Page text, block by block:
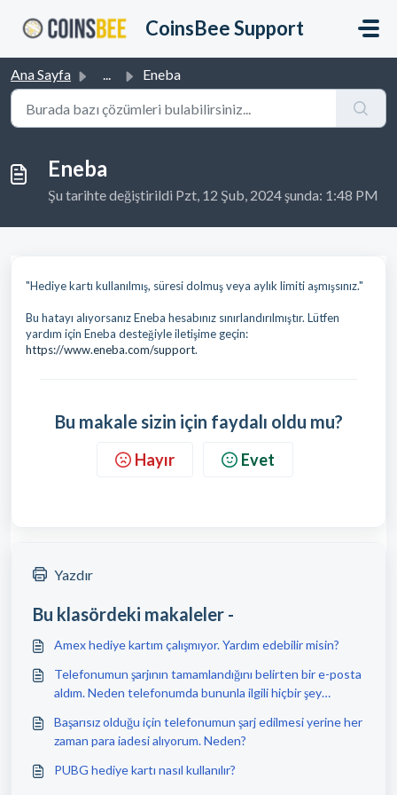
CoinsBee Support
Ana Sayfa ... Eneba
Eneba
Şu tarihte değiştirildi Pzt, 12 Şub, 2024 şunda: 1:48 PM
"Hediye kartı kullanılmış, süresi dolmuş veya aylık limiti aşmışsınız."
Bu hatayı alıyorsanız Eneba hesabınız sınırlandırılmıştır. Lütfen
yardım için Eneba desteğiyle iletişime geçin:
https://www.eneba.com/support.
Bu makale sizin için faydalı oldu mu?
Hayır Evet
Yazdır
Bu klasördeki makaleler -
Amex hediye kartım çalışmıyor. Yardım edebilir misin?
Telefonumun şarjının tamamlandığını belirten bir e-posta
aldım. Neden telefonumda bununla ilgili hiçbir şey
Başarısız olduğu için telefonumun şarj edilmesi yerine her
zaman para iadesi alıyorum. Neden?
PUBG hediye kartı nasıl kullanılır?